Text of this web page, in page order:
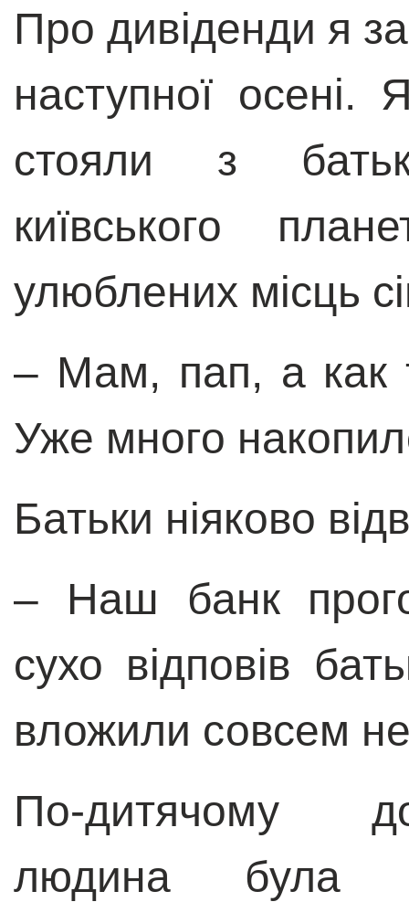
Про дивіденди я
наступної
стояли з
київського
улюблених місць
– Мам, пап, а как
Уже много
Батьки ніяково
– Наш банк
сухо відповів
вложили совсем
По-дитячому
людина була